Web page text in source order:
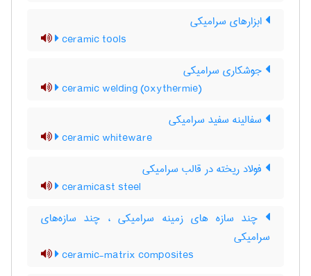
ابزارهای سرامیکی
ceramic tools
جوشکاری سرامیکی
ceramic welding (oxythermie)
سفالینه سفید سرامیکی
ceramic whiteware
فولاد ریخته در قالب سرامیکی
ceramicast steel
چند سازه های زمینه سرامیکی ، چند سازه‌های
سرامیکی
ceramic-matrix composites